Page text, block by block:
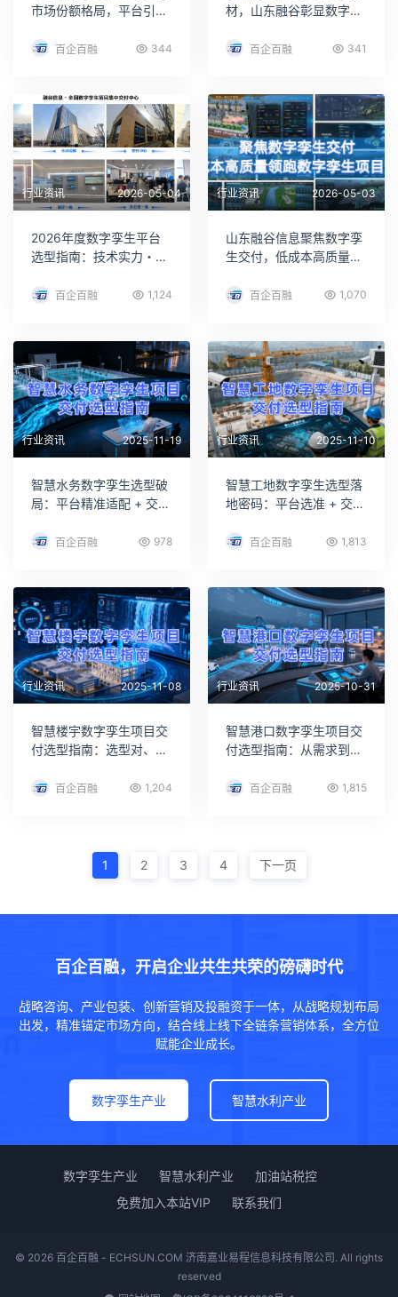
市场份额格局，平台引领
百企百融 344
材，山东融谷彰显数字孪
百企百融 341
行业资讯 2026-05-04
2026年度数字孪生平台
选型指南：技术实力・核
析
百企百融 1,124
行业资讯 2026-05-03
山东融谷信息聚焦数字孪
生交付，低成本高质量领
百企百融 1,070
行业资讯 2025-11-19
智慧水务数字孪生选型破
局：平台精准适配 + 交付
运营基石
百企百融 978
行业资讯 2025-11-10
智慧工地数字孪生选型落
地密码：平台选准 + 交付
百企百融 1,813
行业资讯 2025-11-08
智慧楼宇数字孪生项目交
付选型指南：选型对、交
运营新价值
百企百融 1,204
行业资讯 2025-10-31
智慧港口数字孪生项目交
付选型指南：从需求到落
营升级百企百融 1,815
1 2 3 4 下一页
百企百融，开启企业共生共荣的磅礴时代
战略咨询、产业包装、创新营销及投融资于一体，从战略规划布局
出发，精准锚定市场方向，结合线上线下全链条营销体系，全方位
赋能企业成长。
数字孪生产业 智慧水利产业
数字孪生产业 智慧水利产业
加油站税控
免费加入本站VIP
联系我们
© 2026 百企百融 - ECHSUN.COM 济南嘉业易程信息科技有限公司. All rights
reserved